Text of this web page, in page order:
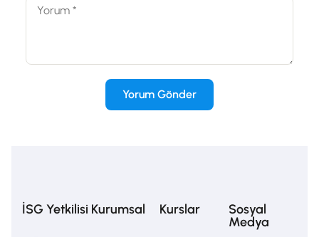
İSG Yetkilisi Kurumsal Kurslar
Sosyal
Medya